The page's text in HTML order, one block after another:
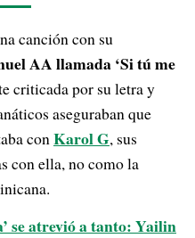
canción con su
AA llamada ‘Si tú me
criticada por su letra y
aseguraban que
conKarol G, sus
con ella, no como la
se atrevió a tanto: Yailin